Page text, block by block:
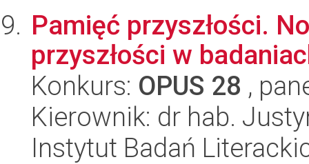
Pamięć przyszłości.
przyszłości w
Konkurs: OPUS 28 ,
Kierownik: dr hab.
Instytut Badań